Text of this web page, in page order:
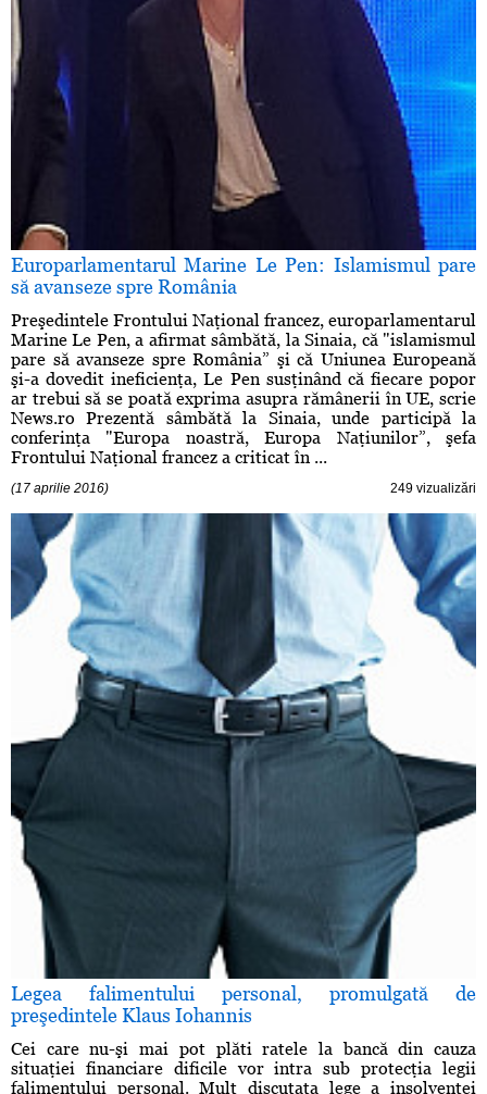
Europarlamentarul Marine Le Pen: Islamismul pare
să avanseze spre România
Preşedintele Frontului Naţional francez, europarlamentarul
Marine Le Pen, a afirmat sâmbătă, la Sinaia, că "islamismul
pare să avanseze spre România” şi că Uniunea Europeană
şi-a dovedit ineficienţa, Le Pen susţinând că fiecare popor
ar trebui să se poată exprima asupra rămânerii în UE, scrie
News.ro Prezentă sâmbătă la Sinaia, unde participă la
conferinţa "Europa noastră, Europa Naţiunilor”, şefa
Frontului Naţional francez a criticat în ...
(17 aprilie 2016) 249 vizualizări
Legea falimentului personal, promulgată de
preşedintele Klaus Iohannis
Cei care nu-şi mai pot plăti ratele la bancă din cauza
situaţiei financiare dificile vor intra sub protecţia legii
falimentului personal. Mult discutata lege a insolvenţei